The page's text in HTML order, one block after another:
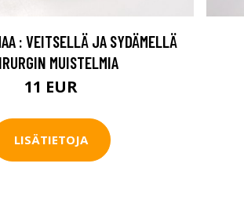
: VEITSELLÄ JA SYDÄMELLÄ
MUISTELMIA
11 EUR
LISÄTIETOJA